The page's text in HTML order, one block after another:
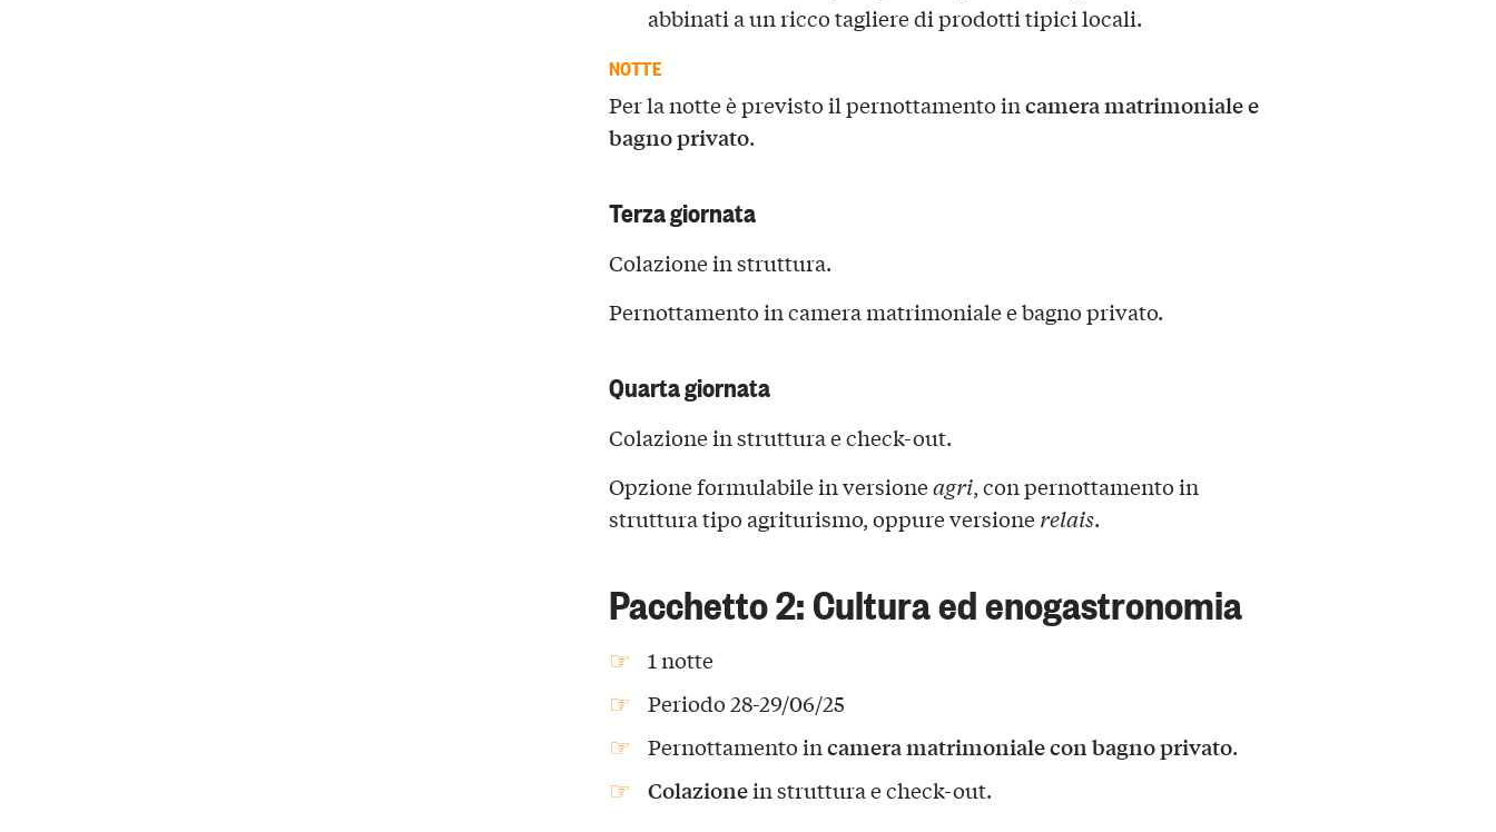
abbinati a un ricco tagliere di prodotti tipici locali.
NOTTE
Per la notte è previsto il pernottamento incamera matrimoniale e
bagno privato.
Terza giornata
Colazione in struttura.
Pernottamento in camera matrimoniale e bagno privato.
Quarta giornata
Colazione in struttura e check-out.
Opzione formulabile in versioneagri, con pernottamento in
struttura tipo agriturismo, oppure versionerelais.
Pacchetto 2: Cultura ed enogastronomia
1 notte
Periodo 28-29/06/25
Pernottamento incamera matrimoniale con bagno privato.
Colazionein struttura e check-out.